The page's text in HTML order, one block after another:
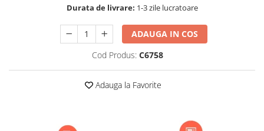
Durata de livrare: 1-3 zile lucratoare
ADAUGA IN COS
Cod Produs: C6758
Adauga la Favorite